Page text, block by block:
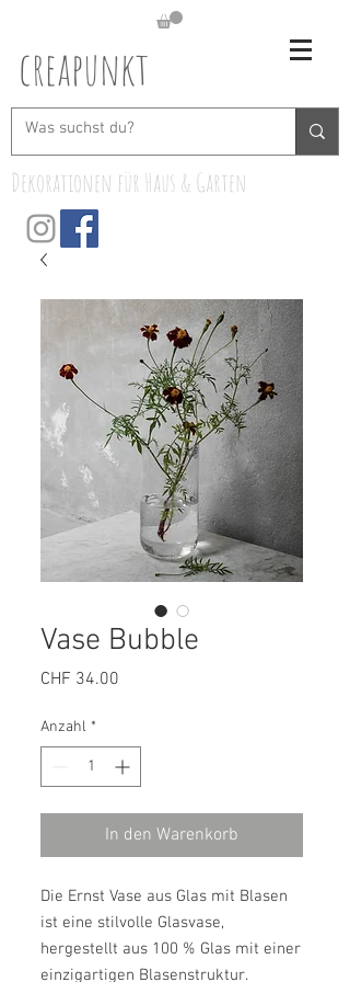
creapunkt
Dekorationen für Haus & Garten
Vase Bubble
CHF 34.00
Anzahl *
In den Warenkorb
Die Ernst Vase aus Glas mit Blasen
ist eine stilvolle Glasvase,
hergestellt aus 100 % Glas mit einer
einzigartigen Blasenstruktur.